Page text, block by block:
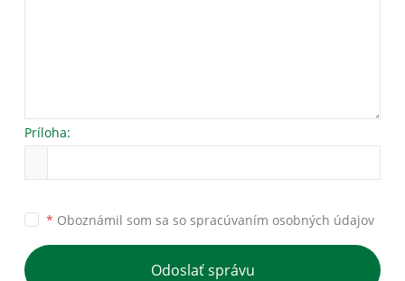
Príloha:
* Oboznámil som sa so spracúvaním osobných údajov
Odoslať správu